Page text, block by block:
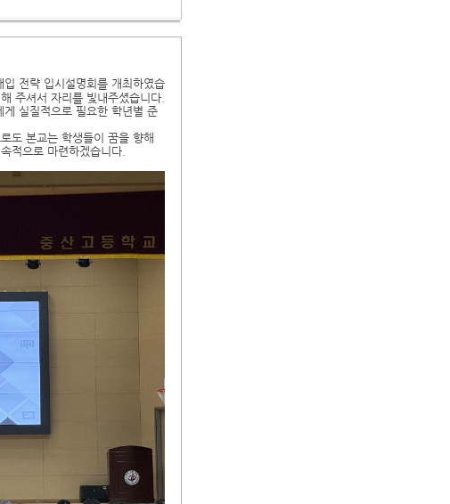
전략 입시설명회를 개최하였습
주셔서 자리를 빛내주셨습니다.
실질적으로 필요한 학년별 준
도 본교는 학생들이 꿈을 향해
적으로 마련하겠습니다.